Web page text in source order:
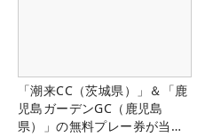
「潮来CC（茨城県）」＆「鹿
児島ガーデンGC（鹿児島
県）」の無料プレー券が当た